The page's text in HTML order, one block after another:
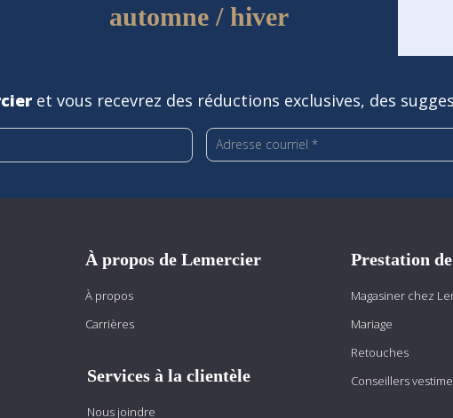
automne / hiver
et vous recevrez des réductions exclusives, des
À propos de Lemercier
À propos
Carrières
Services à la clientèle
Nous joindre
Prestation
Magasiner chez
Mariage
Retouches
Conseillers